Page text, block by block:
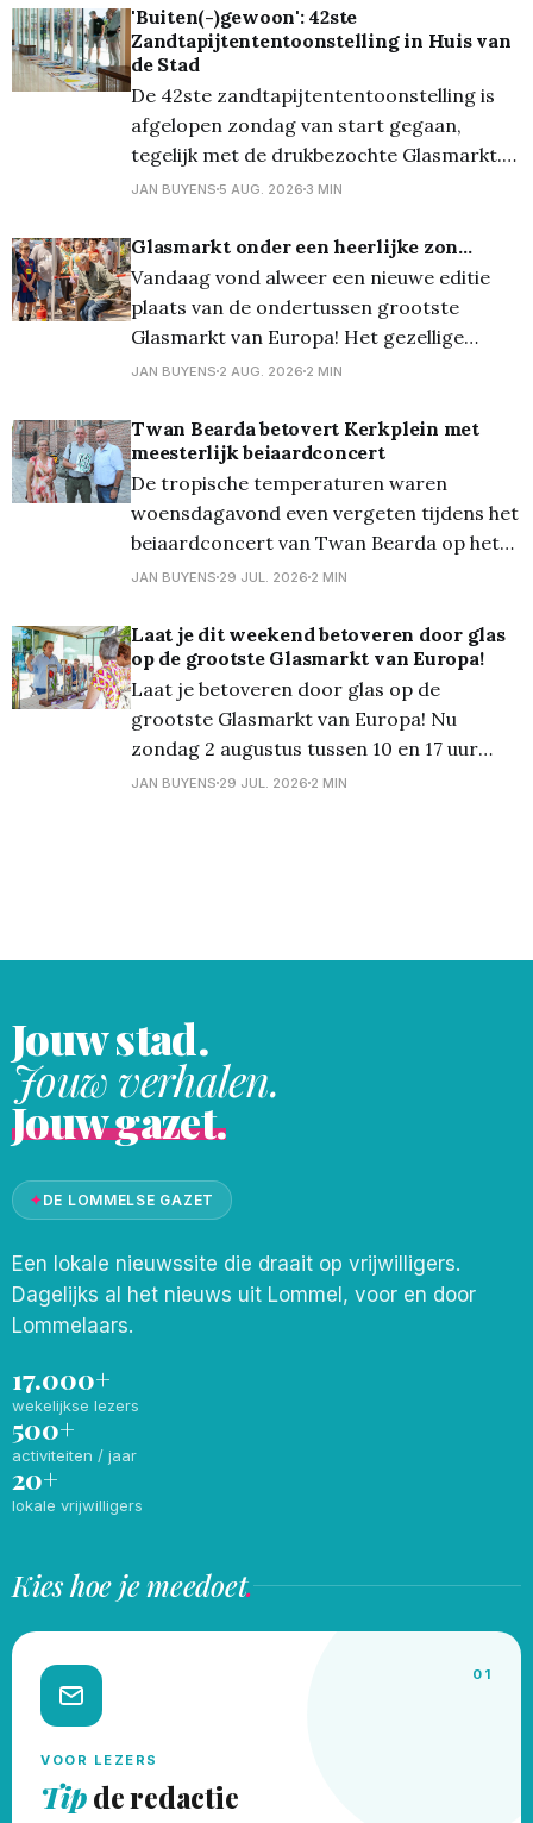
met nieuwe creaties. En nu is ze één van
de vier belangrijkste kunstenaars op het
prestigieuze kunstevent in
'Buiten(-)gewoon': 42ste
Zandtapijtententoonstelling in Huis van
de Stad
De 42ste zandtapijtententoonstelling is
afgelopen zondag van start gegaan,
tegelijk met de drukbezochte Glasmarkt.
Veel nieuwsgierige bezoekers maakten van
werpen op de raamexpo van de
Zandtapijtententoonstelling in het Huis
van de Stad. Daar kan je tot en met
zondag 30 augustus 40
JAN BUYENS 5 AUG. 2026 3 MIN
Glasmarkt onder een heerlijke zon...
Vandaag vond alweer een nieuwe editie
plaats van de ondertussen grootste
Glasmarkt van Europa! Het gezellige
stadscentrum transformeerde opnieuw in
de zon schitterde al dat glas uiteraard
geweldig! Meer dan 90 kramen lieten je
kennismaken met glas in al zijn vormen:
van glas-
JAN BUYENS 2 AUG. 2026 2 MIN
Twan Bearda betovert Kerkplein met
meesterlijk beiaardconcert
De tropische temperaturen waren
woensdagavond even vergeten tijdens het
beiaardconcert van Twan Bearda op het
Kerkplein. De Nederlandse beiaardier
hoogstaand programma dat de vele
mogelijkheden van het Lommelse
beiaardinstrument ten volle liet horen.
Zelfs de warmte in de toren kon de
muzikale avond niet verstoren.
JAN BUYENS 29 JUL. 2026 2 MIN
Laat je dit weekend betoveren door glas
op de grootste Glasmarkt van Europa!
Laat je betoveren door glas op de
grootste Glasmarkt van Europa! Nu
zondag 2 augustus tussen 10 en 17 uur
transformeert het gezellige stadscentrum
Lommelse Glasmarkt is
JAN BUYENS 29 JUL. 2026 2 MIN
Jouw stad.
Jouw verhalen.
Jouw gazet.
✦DE LOMMELSE GAZET
Een lokale nieuwssite die draait op vrijwilligers.
Dagelijks al het nieuws uit Lommel, voor en door
Lommelaars.
17.000+
wekelijkse lezers
500+
activiteiten / jaar
20+
lokale vrijwilligers
Kies hoe je meedoet.
01
VOOR LEZERS
Tipde redactie